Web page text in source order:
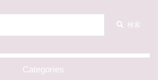
検索
Categories